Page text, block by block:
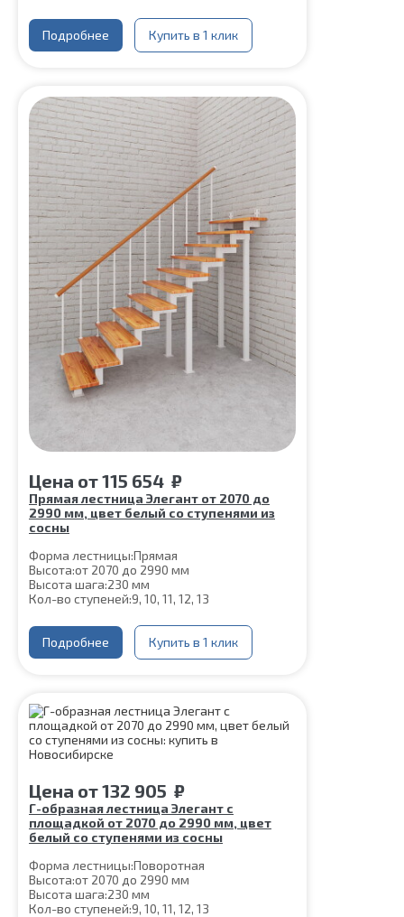
Угол наклона:45°
Ширина марша:
900 мм
Конструкция:На монокосоуре
Материал ступеней:
Сосна
Срок гарантии (на металлокаркас): 25 лет
Подробнее Купить в 1 клик
Цена от115 654 ₽
Прямая лестница Элегант от 2070 до
2990 мм, цвет белый со ступенями из
сосны
Форма лестницы:Прямая
Высота:от 2070 до 2990 мм
Высота шага:230 мм
Кол-во ступеней:9, 10, 11, 12, 13
Угол наклона:45°
Ширина марша:
900 мм
Глубина ступени:
300 мм
Цвет каркаса: Белый
Срок гарантии (на металлокаркас):25 лет
Подробнее Купить в 1 клик
Цена от132 905 ₽
Г-образная лестница Элегант с
площадкой от 2070 до 2990 мм, цвет
белый со ступенями из сосны
Форма лестницы:Поворотная
Высота:от 2070 до 2990 мм
Высота шага:230 мм
Кол-во ступеней:9, 10, 11, 12, 13